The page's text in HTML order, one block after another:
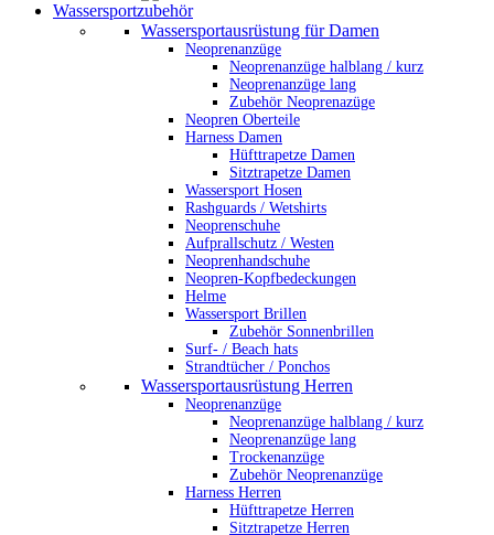
Wassersportzubehör
Wassersportausrüstung für Damen
Neoprenanzüge
Neoprenanzüge halblang / kurz
Neoprenanzüge lang
Zubehör Neoprenazüge
Neopren Oberteile
Harness Damen
Hüfttrapetze Damen
Sitztrapetze Damen
Wassersport Hosen
Rashguards / Wetshirts
Neoprenschuhe
Aufprallschutz / Westen
Neoprenhandschuhe
Neopren-Kopfbedeckungen
Helme
Wassersport Brillen
Zubehör Sonnenbrillen
Surf- / Beach hats
Strandtücher / Ponchos
Wassersportausrüstung Herren
Neoprenanzüge
Neoprenanzüge halblang / kurz
Neoprenanzüge lang
Trockenanzüge
Zubehör Neoprenanzüge
Harness Herren
Hüfttrapetze Herren
Sitztrapetze Herren